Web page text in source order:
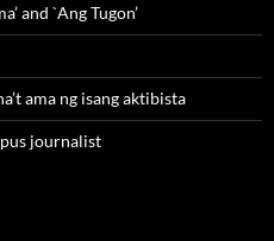
and `Ang Tugon’
ama ng isang aktibista
journalist